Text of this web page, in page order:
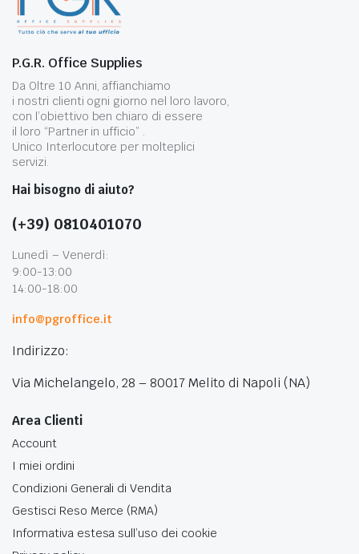
P.G.R. Office Supplies
Da Oltre 10 Anni, affianchiamo
i nostri clienti ogni giorno nel loro lavoro,
con l’obiettivo ben chiaro di essere
il loro “Partner in ufficio” .
Unico Interlocutore per molteplici
servizi.
Hai bisogno di aiuto?
(+39) 0810401070
Lunedì – Venerdì:
9:00-13:00
14:00-18:00
info@pgroffice.it
Indirizzo:
Via Michelangelo, 28 – 80017 Melito di Napoli (NA)
Area Clienti
Account
I miei ordini
Condizioni Generali di Vendita
Gestisci Reso Merce (RMA)
Informativa estesa sull’uso dei cookie